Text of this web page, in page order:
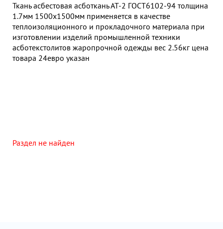
Ткань асбестовая асботкань АТ-2 ГОСТ6102-94 толщина
1.7мм 1500х1500мм применяется в качестве
теплоизоляционного и прокладочного материала при
изготовлении изделий промышленной техники
асботекстолитов жаропрочной одежды вес 2.56кг цена
товара 24евро указан
Раздел не найден